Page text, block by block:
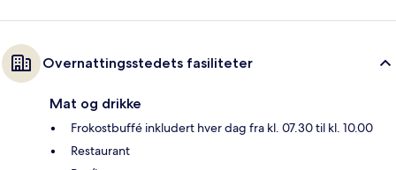
Overnattingsstedets fasiliteter
Mat og drikke
Frokostbuffé inkludert hver dag fra kl. 07.30 til kl. 10.00
Restaurant